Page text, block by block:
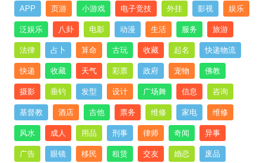
APP 页游 小游戏 电子竞技 外挂 影视 娱乐
泛娱乐 八卦 电影 动漫 生活 服务 旅游
法律 占卜 算命 古玩 收藏 起名 快递物流
快递 收藏 天气 彩票 政府 宠物 佛教
摄影 垂钓 发型 设计 广场舞 信息 咨询
基督教 酒店 吉他 票务 维修 家电 维修
风水 成人 用品 刑事 律师 奇闻 异事
广告 眼镜 移民 租赁 交友 婚恋 废品